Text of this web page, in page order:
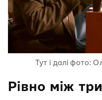
Тут і далі фото:
Рівно між